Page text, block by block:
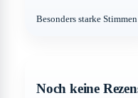
Besonders starke
Noch keine